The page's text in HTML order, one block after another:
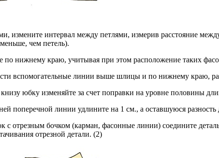
измените интервал между петлями, измерив расстояние
чем петель).
по нижнему краю, учитывая при этом расположение таких
вспомогательные линии выше шлицы и по нижнему краю,
юбку изменяйте за счет поправки на уровне половины
поперечной линии удлините на 1 см., а оставшуюся
отрезным бочком (карман, фасонные линии) соедините
отрезной детали. (2)